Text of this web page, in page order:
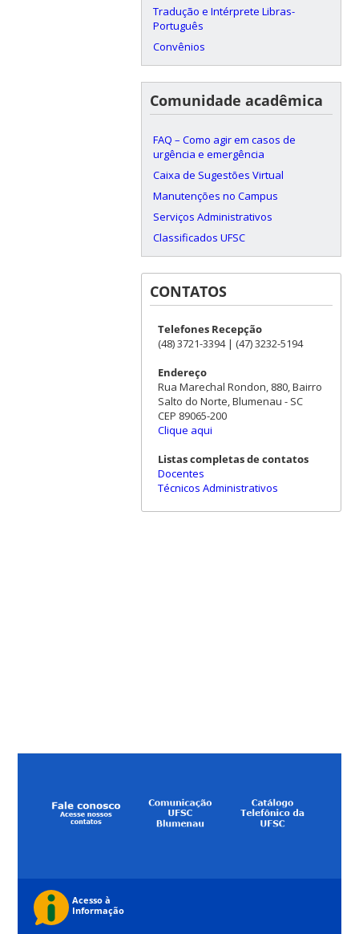
Tradução e Intérprete Libras-
Português
Convênios
Comunidade acadêmica
FAQ – Como agir em casos de
urgência e emergência
Caixa de Sugestões Virtual
Manutenções no Campus
Serviços Administrativos
Classificados UFSC
CONTATOS
Telefones Recepção
(48) 3721-3394 | (47) 3232-5194
Endereço
Rua Marechal Rondon, 880, Bairro
Salto do Norte, Blumenau - SC
CEP 89065-200
Clique aqui
Listas completas de contatos
Docentes
Técnicos Administrativos